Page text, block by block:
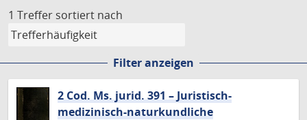
1 Treffer sortiert nach
Filter anzeigen
2 Cod. Ms. jurid. 391 – Juristisch-
medizinisch-naturkundliche